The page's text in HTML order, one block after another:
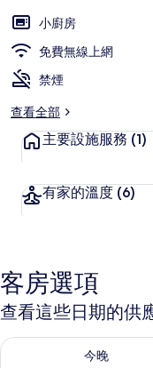
小廚房
免費無線上網
禁煙
查看全部
主要設施服務 (1)
有家的溫度 (6)
客房選項
查看這些日期的供
今晚
查看今晚 (8月 8 - 8月 9)